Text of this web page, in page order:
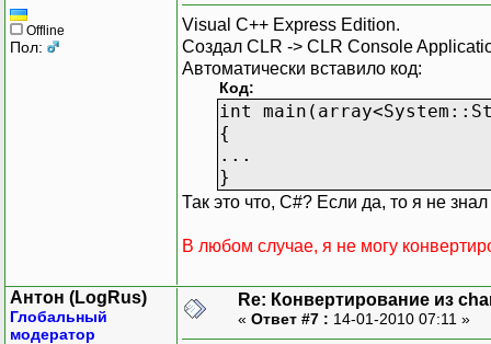
Offline
Пол:
Visual C++ Express Edition.
Создал CLR -> CLR Console
Автоматически вставило код:
Код:
int
{
...
}
Так это что, C#? Если да, то я не
В любом случае, я не могу
Антон (LogRus)
Глобальный
модератор
Re: Конвертирование из
« Ответ #7 : 14-01-2010 07:11 »